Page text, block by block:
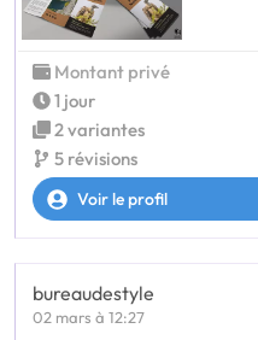
Montant privé
1 jour
2 variantes
5 révisions
Voir le profil
bureaudestyle
02 mars à 12:27